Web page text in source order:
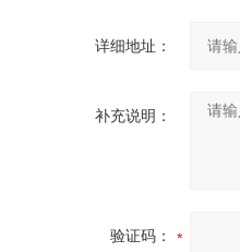
详细地址：
补充说明：
验证码：